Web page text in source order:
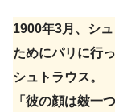
1900年3月、シ
ためにパリに行
シュトラウス。
「彼の顔は皴一